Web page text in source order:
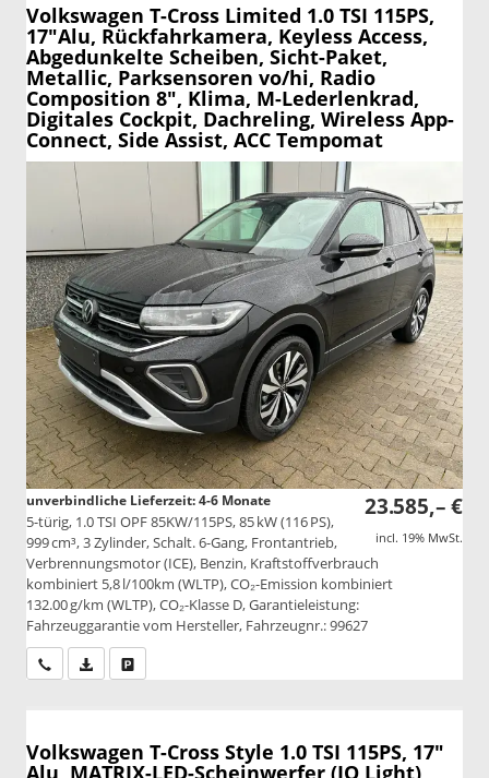
Volkswagen T-Cross Limited 1.0 TSI 115PS,
17"Alu, Rückfahrkamera, Keyless Access,
Abgedunkelte Scheiben, Sicht-Paket,
Metallic, Parksensoren vo/hi, Radio
Composition 8", Klima, M-Lederlenkrad,
Digitales Cockpit, Dachreling, Wireless App-
Connect, Side Assist, ACC Tempomat
23.585,– €
incl. 19% MwSt.
unverbindliche Lieferzeit: 4-6 Monate
5-türig, 1.0 TSI OPF 85KW/115PS, 85 kW (116 PS),
999 cm³, 3 Zylinder, Schalt. 6-Gang, Frontantrieb,
Verbrennungsmotor (ICE), Benzin, Kraftstoffverbrauch
kombiniert 5,8 l/100km (WLTP), CO₂-Emission kombiniert
132.00 g/km (WLTP), CO₂-Klasse D, Garantieleistung:
Fahrzeuggarantie vom Hersteller, Fahrzeugnr.: 99627
Wir rufen Sie anPDF-Datei, Fahrzeugexposé drucken
Volkswagen T-Cross Style 1.0 TSI 115PS, 17"
Alu, MATRIX-LED-Scheinwerfer (IQ Light),